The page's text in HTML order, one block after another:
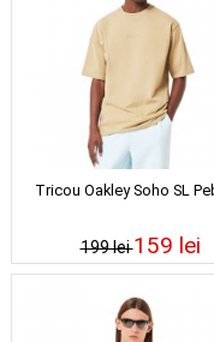
Tricou Oakley Soho SL
199 lei159 lei